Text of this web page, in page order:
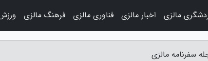
سفرنامه مالزی
مالزی اخبار مالزی فناوری مالزی فرهنگ مالزی